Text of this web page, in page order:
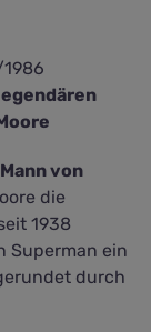
von
die
1938
Superman ein
durch